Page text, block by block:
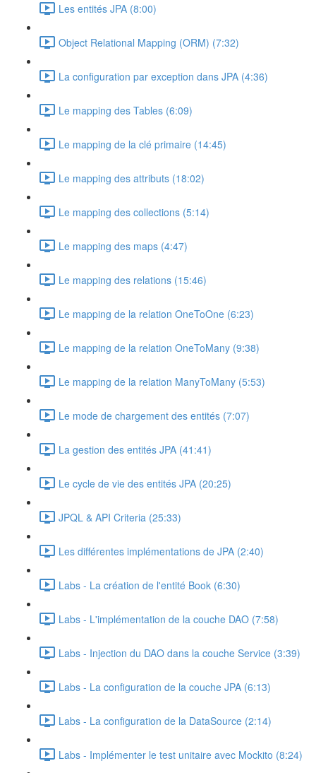
Les entités JPA (8:00)
Object Relational Mapping (ORM) (7:32)
La configuration par exception dans JPA (4:36)
Le mapping des Tables (6:09)
Le mapping de la clé primaire (14:45)
Le mapping des attributs (18:02)
Le mapping des collections (5:14)
Le mapping des maps (4:47)
Le mapping des relations (15:46)
Le mapping de la relation OneToOne (6:23)
Le mapping de la relation OneToMany (9:38)
Le mapping de la relation ManyToMany (5:53)
Le mode de chargement des entités (7:07)
La gestion des entités JPA (41:41)
Le cycle de vie des entités JPA (20:25)
JPQL & API Criteria (25:33)
Les différentes implémentations de JPA (2:40)
Labs - La création de l'entité Book (6:30)
Labs - L'implémentation de la couche DAO (7:58)
Labs - Injection du DAO dans la couche Service (3:39)
Labs - La configuration de la couche JPA (6:13)
Labs - La configuration de la DataSource (2:14)
Labs - Implémenter le test unitaire avec Mockito (8:24)